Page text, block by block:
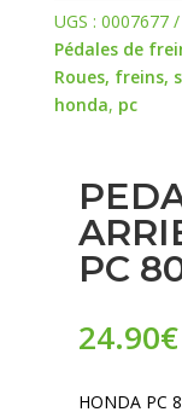
UGS : 0007677
Pédales de
Roues, freins,
honda, pc
PC
24.90€
HONDA PC